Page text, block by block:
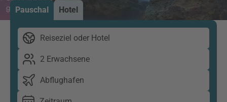
Pauschal Hotel
Reiseziel oder Hotel
2 Erwachsene
Abflughafen